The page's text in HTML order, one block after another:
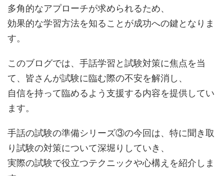
多角的なアプローチが求められるため、
効果的な学習方法を知ることが成功への鍵となりま
す。
このブログでは、手話学習と試験対策に焦点を当
て、皆さんが試験に臨む際の不安を解消し、
自信を持って臨めるよう支援する内容を提供してい
ます。
手話の試験の準備シリーズ③の今回は、特に聞き取
り試験の対策について深堀りしていき、
実際の試験で役立つテクニックや心構えを紹介しま